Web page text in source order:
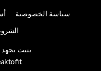
سياسة الخصوصية
بنيت